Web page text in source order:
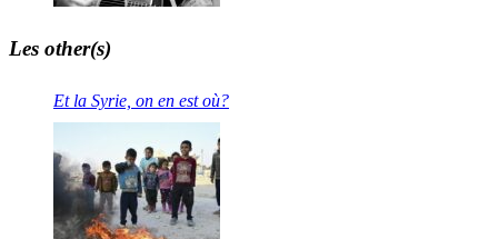
Les other(s)
Et la Syrie, on en est où?